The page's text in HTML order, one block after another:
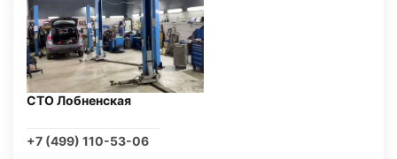
СТО Лобненская
+7 (499) 110-53-06